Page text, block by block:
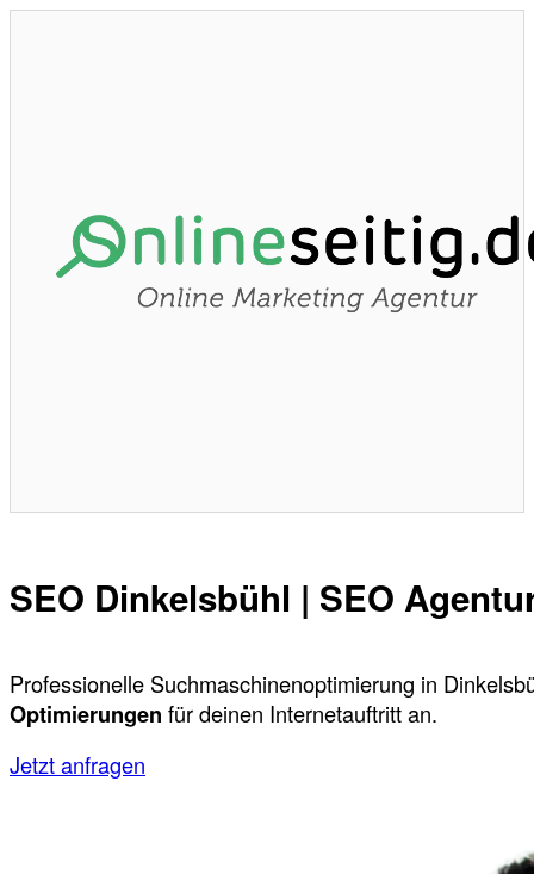
SEO Dinkelsbühl | SEO
Professionelle Suchmaschinenoptimierung in
Optimierungen für deinen Internetauftritt an.
Jetzt anfragen